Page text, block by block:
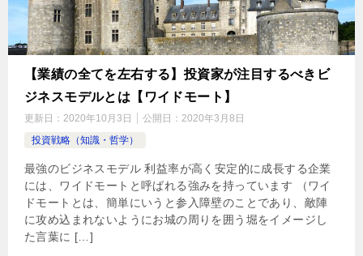
【業績の全てを左右する】投資家が注目するべきビ
ジネスモデルとは【ワイドモート】
更新日： 2020年10月3日 公開日： 2020年3月8日
投資戦略（知識・哲学）
最強のビジネスモデル 利益率が高く安定的に成長する企業
には、ワイドモートと呼ばれる強みを持っています （ワイ
ドモートとは、簡単にいうと参入障壁のことであり、敵陣
に攻め込まれないようにお城の周りを囲う堀をイメージし
た言葉に […]